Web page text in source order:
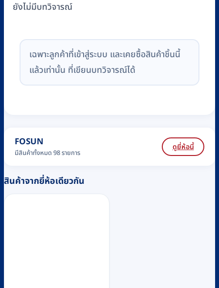
ยังไม่มีบทวิจารณ์
เฉพาะลูกค้าที่เข้าสู่ระบบ และเคยซื้อสินค้าชิ้นนี้
แล้วเท่านั้น ที่เขียนบทวิจารณ์ได้
FOSUN
มีสินค้าทั้งหมด 98 รายการ
ดูยี่ห้อนี้
สินค้าจากยี่ห้อเดียวกัน